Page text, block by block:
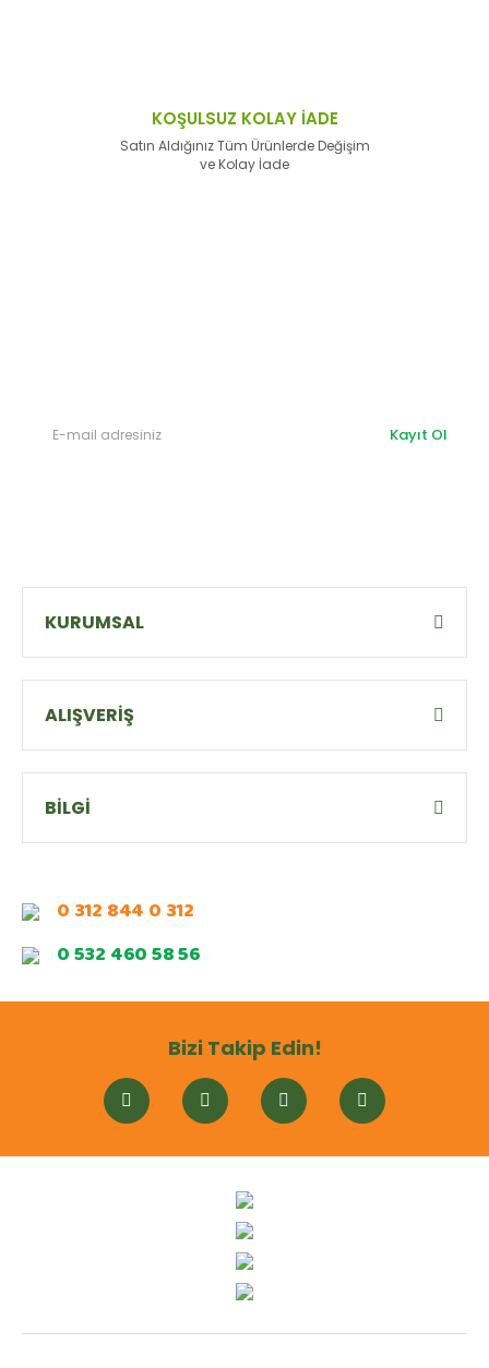
KOŞULSUZ KOLAY İADE
Satın Aldığınız Tüm Ürünlerde Değişim
ve Kolay İade
Kayıt Ol
KURUMSAL
ALIŞVERİŞ
BİLGİ
0 312 844 0 312
0 532 460 58 56
Bizi Takip Edin!